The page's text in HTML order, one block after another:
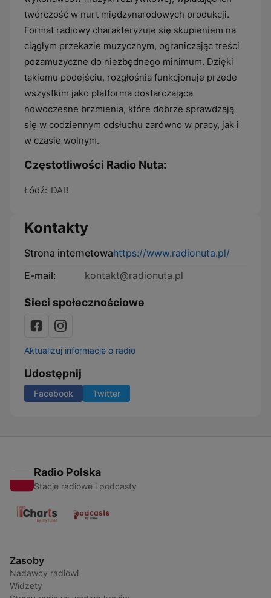
twórczość w nurt międzynarodowych produkcji.
Format radiowy charakteryzuje się skupieniem na
ciągłym przekazie muzycznym, ograniczając treści
pozamuzyczne do niezbędnego minimum. Dzięki
takiemu podejściu, rozgłośnia funkcjonuje przede
wszystkim jako platforma dostarczająca
nowoczesne brzmienia, które dobrze sprawdzają
się w codziennym odsłuchu zarówno w pracy, jak i
w czasie wolnym.
Częstotliwości Radio Nuta:
Łódź: DAB
Kontakty
Strona internetowahttps://www.radionuta.pl/
E-mail:
kontakt@radionuta.pl
Sieci społecznościowe
Aktualizuj informacje o radio
Udostępnij
Facebook Twitter
Radio Polska
Stacje radiowe i podcasty
Zasoby
Nadawcy radiowi
Widżety